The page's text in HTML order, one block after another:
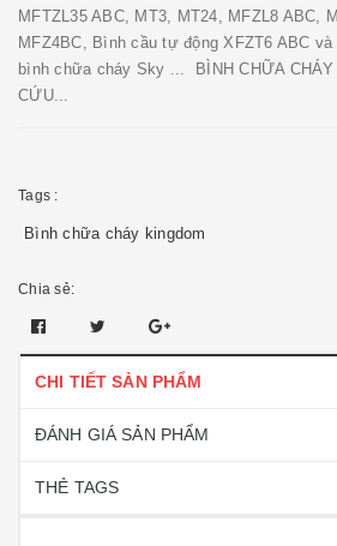
MFTZL35 ABC, MT3, MT24, MFZL8 ABC,
MFZ4BC, Bình cầu tự động XFZT6 ABC
bình chữa cháy Sky ... BÌNH CHỮA CHÁY
CỨU...
Tags :
Bình chữa cháy kingdom
Chia sẻ:
CHI TIẾT SẢN PHẨM
ĐÁNH GIÁ SẢN PHẨM
THẺ TAGS